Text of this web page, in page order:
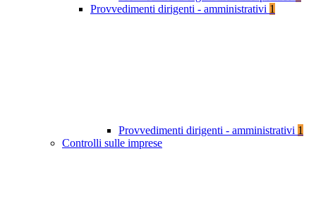
Provvedimenti dirigenti - amministrativi 1
Provvedimenti dirigenti - amministrativi 1
Controlli sulle imprese